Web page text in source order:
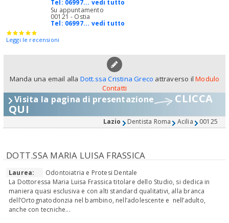
Tel: 06997... vedi tutto
Su appuntamento
00121 - Ostia
Tel: 06997... vedi tutto
Leggi le recensioni
Manda una email alla Dott.ssa Cristina Greco attraverso ilModulo
Contatti
Visita la pagina di presentazione CLICCA
QUI
Lazio Dentista Roma Acilia 00125
DOTT.SSA MARIA LUISA FRASSICA
Laurea:
Odontoiatria e Protesi Dentale
La Dottoressa Maria Luisa Frassica titolare dello Studio, si dedica in
maniera quasi esclusiva e con alti standard qualitativi, alla branca
dell’Ortognatodonzia nel bambino, nell’adolescente e nell’adulto,
anche con tecniche...